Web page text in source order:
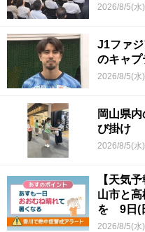
2026/8/5(水
J1ファ
のキャプ
2026/8/5(水
岡山県
び掛け
2026/8/5(水
【天気
山市と
を 9日(
くか
2026/8/5(水